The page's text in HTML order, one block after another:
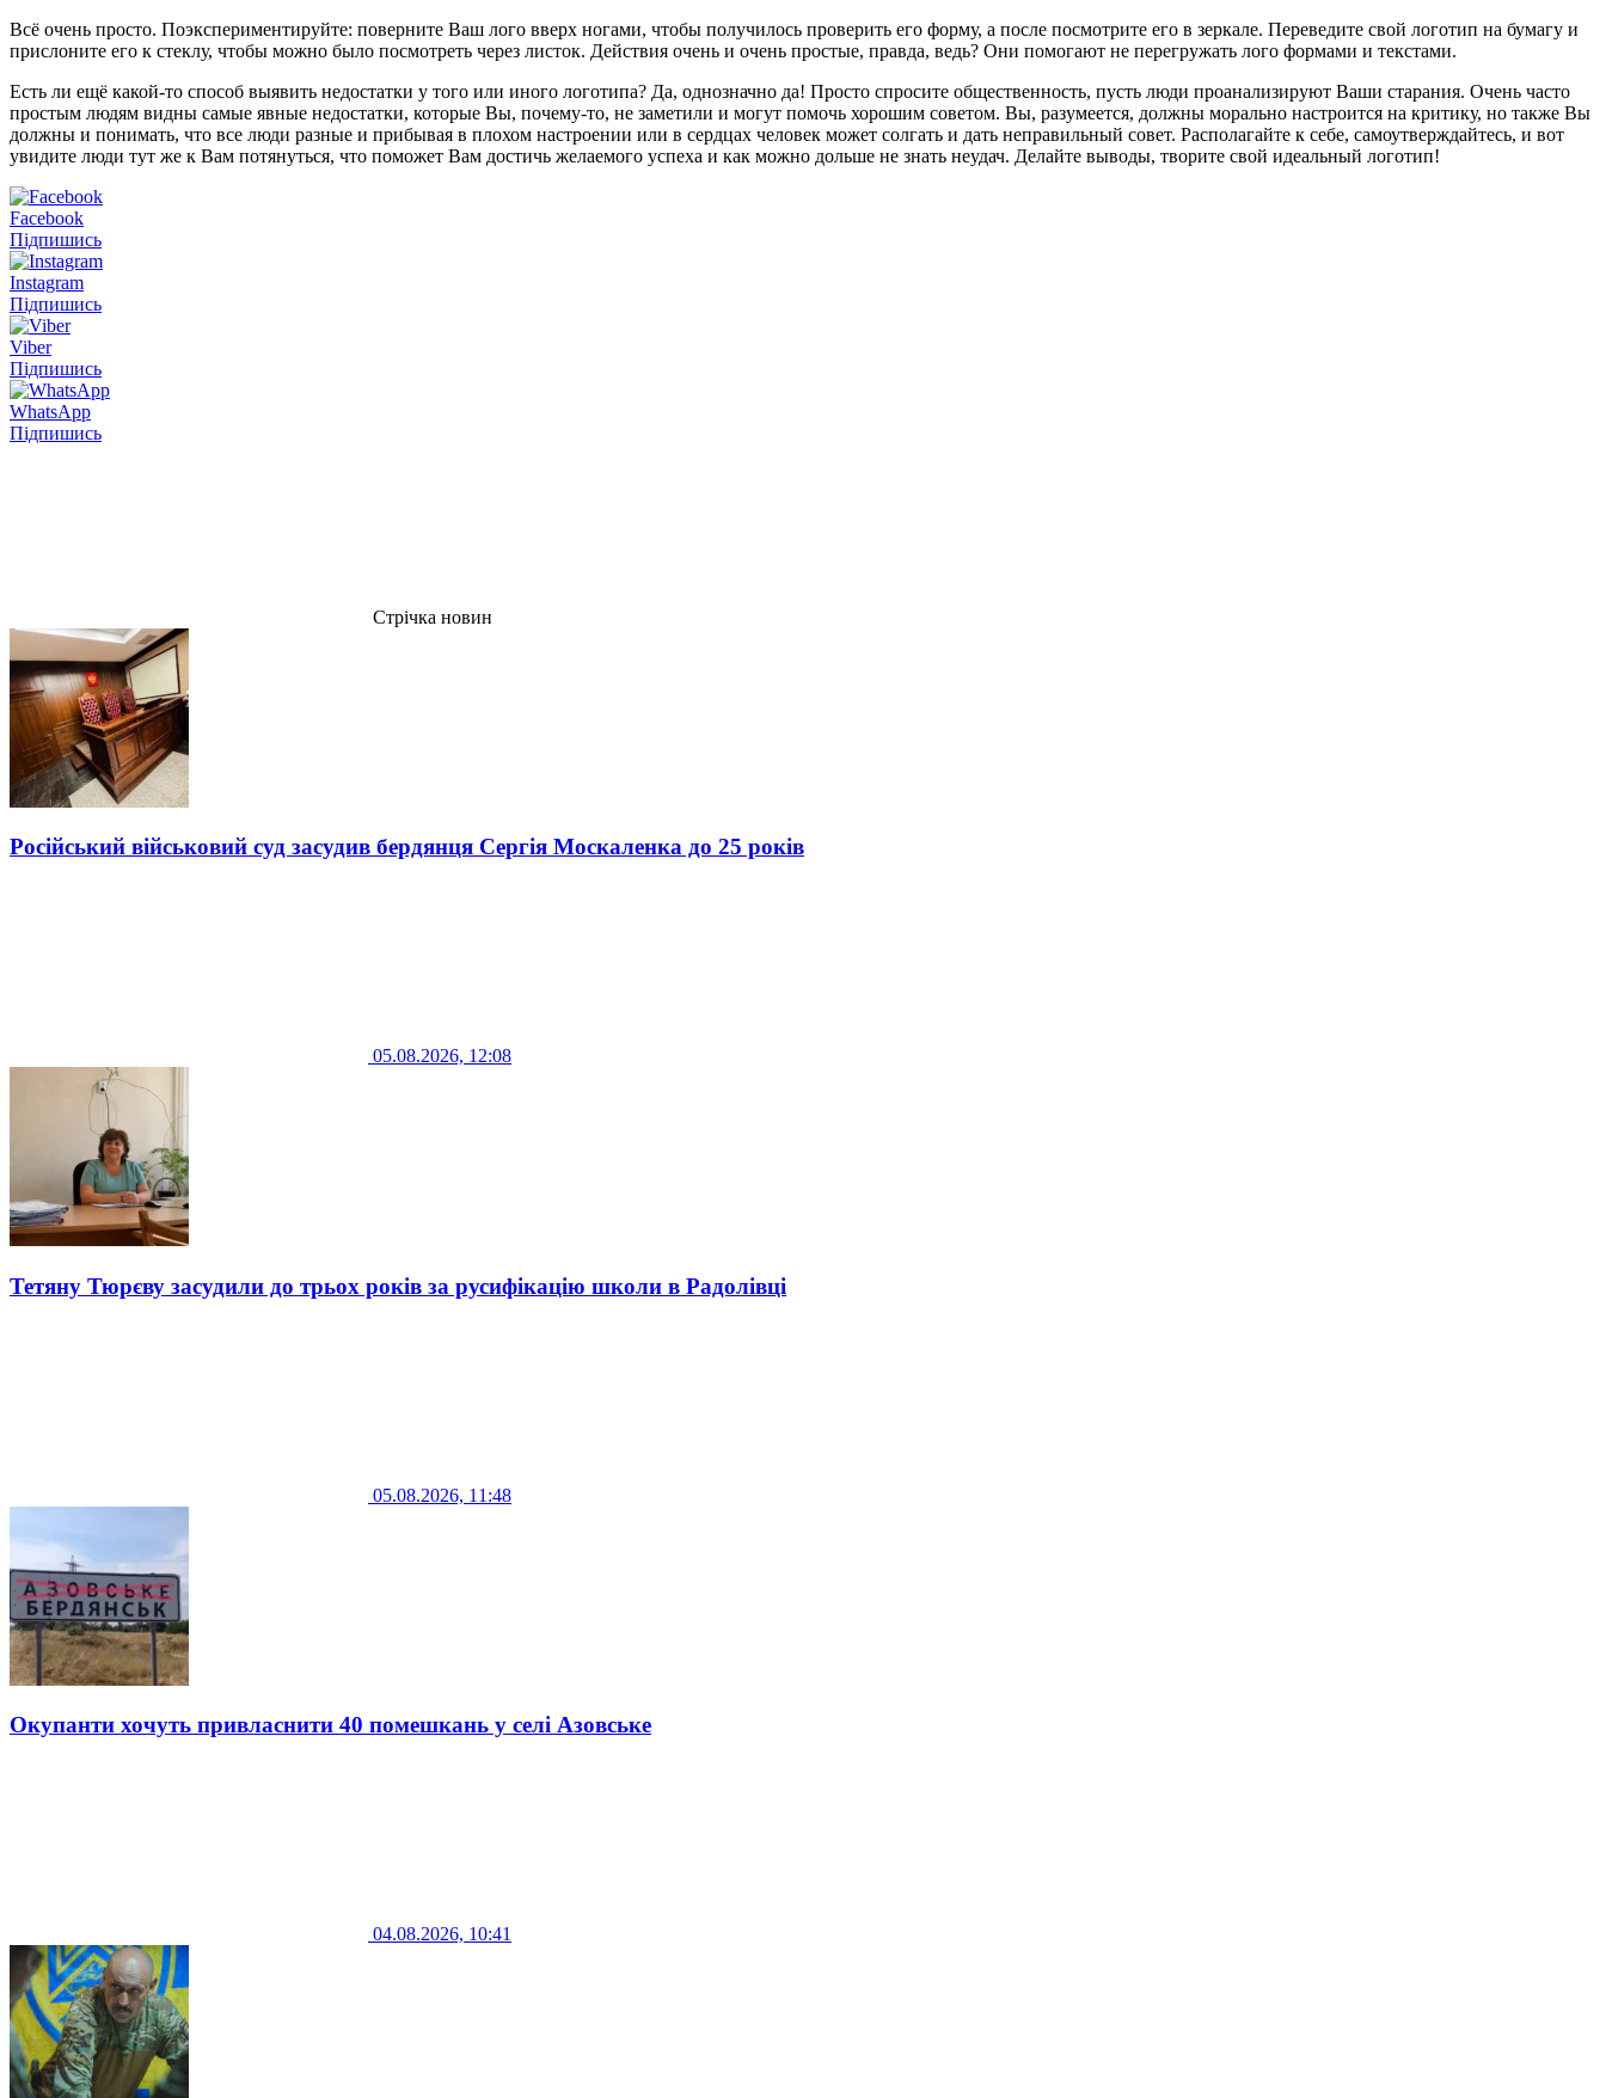
Всё очень просто. Поэкспериментируйте: поверните Ваш лого вверх ногами, чтобы получилось проверить его форму, а после посмотрите его в зеркале. Переведите свой логотип на бумагу и
прислоните его к стеклу, чтобы можно было посмотреть через листок. Действия очень и очень простые, правда, ведь? Они помогают не перегружать лого формами и текстами.
Есть ли ещё какой-то способ выявить недостатки у того или иного логотипа? Да, однозначно да! Просто спросите общественность, пусть люди проанализируют Ваши старания. Очень часто
простым людям видны самые явные недостатки, которые Вы, почему-то, не заметили и могут помочь хорошим советом. Вы, разумеется, должны морально настроится на критику, но также Вы
должны и понимать, что все люди разные и прибывая в плохом настроении или в сердцах человек может солгать и дать неправильный совет. Располагайте к себе, самоутверждайтесь, и вот
увидите люди тут же к Вам потянуться, что поможет Вам достичь желаемого успеха и как можно дольше не знать неудач. Делайте выводы, творите свой идеальный логотип!
Facebook
Підпишись
Instagram
Підпишись
Viber
Підпишись
WhatsApp
Підпишись
Стрічка новин
Російський військовий суд засудив бердянця Сергія Москаленка до 25 років
05.08.2026, 12:08
Тетяну Тюрєву засудили до трьох років за русифікацію школи в Радолівці
05.08.2026, 11:48
Окупанти хочуть привласнити 40 помешкань у селі Азовське
04.08.2026, 10:41